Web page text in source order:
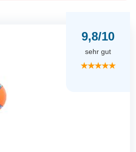
9,8/10
sehr gut
★★★★★